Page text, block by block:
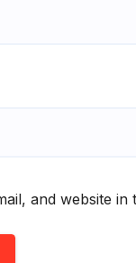
and website